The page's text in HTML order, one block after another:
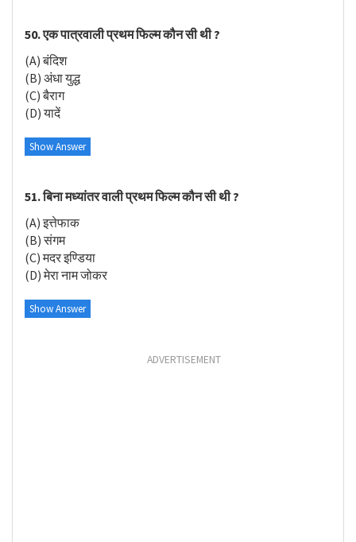
50. एक पात्रवाली प्रथम फिल्म कौन सी थी ?
(A) बंदिश
(B) अंधा युद्ध
(C) बैराग
(D) यादें
Show Answer
51. बिना मध्यांतर वाली प्रथम फिल्म कौन सी थी ?
(A) इत्तेफाक
(B) संगम
(C) मदर इण्डिया
(D) मेरा नाम जोकर
Show Answer
ADVERTISEMENT